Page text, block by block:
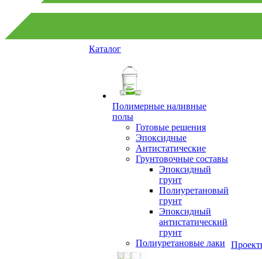
Каталог
Полимерные наливные
полы
Готовые решения
Эпоксидные
Антистатические
Грунтовочные составы
Эпоксидный
грунт
Полиуретановый
грунт
Эпоксидный
антистатический
грунт
Полиуретановые лаки